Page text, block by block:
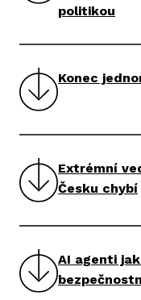
politikou
Konec
Extrémní
Česku chybí
AI agenti